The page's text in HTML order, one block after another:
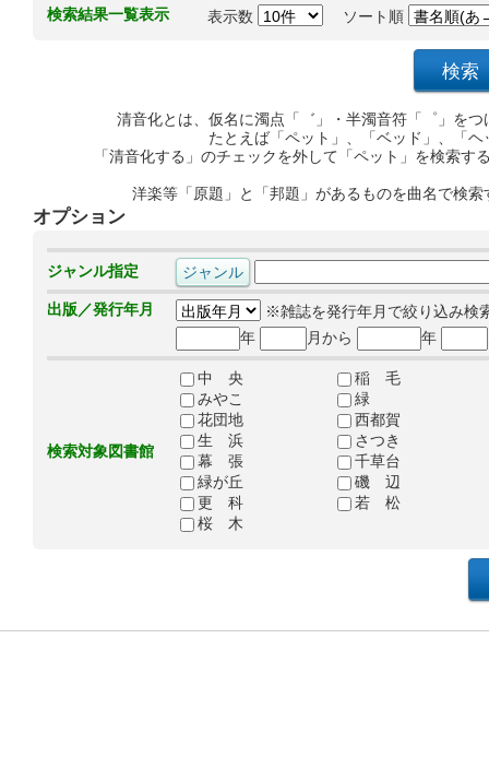
検索結果一覧表示 表示数 ソート順
清音化とは、仮名に濁点「゛」・半濁音符「゜」を
たとえば「ペット」、「ベッド」、「
「清音化する」のチェックを外して「ペット」を検索
洋楽等「原題」と「邦題」があるものを曲名で検
オプション
ジャンル指定
出版／発行年月
※雑誌を発行年月で絞り込み検
年
月から 年
検索対象図書館
中 央
稲 毛
みやこ
緑
花団地
西都賀
生 浜
さつき
幕 張
千草台
緑が丘
磯 辺
更 科
若 松
桜 木